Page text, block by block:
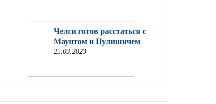
Челси готов расстаться с
Маунтом и Пулишичем
25.03.2023